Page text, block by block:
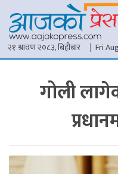
२१ श्रावण २०८३, बिहीबार | Fri
गोली